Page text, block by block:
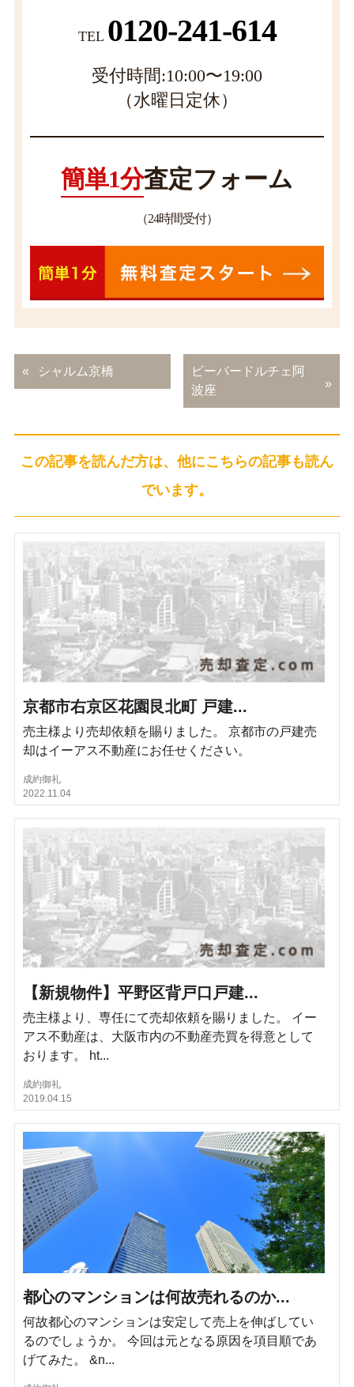
TEL 0120-241-614
受付時間:10:00〜19:00
（水曜日定休）
簡単1分査定フォーム
（24時間受付）
シャルム京橋
ビーバードルチェ阿
波座
この記事を読んだ方は、他にこちらの記事も読ん
でいます。
京都市右京区花園艮北町 戸建...
売主様より売却依頼を賜りました。 京都市の戸建売
却はイーアス不動産にお任せください。
成約御礼
2022.11.04
【新規物件】平野区背戸口戸建...
売主様より、専任にて売却依頼を賜りました。 イー
アス不動産は、大阪市内の不動産売買を得意として
おります。 ht...
成約御礼
2019.04.15
都心のマンションは何故売れるのか...
何故都心のマンションは安定して売上を伸ばしてい
るのでしょうか。 今回は元となる原因を項目順であ
げてみた。 &n...